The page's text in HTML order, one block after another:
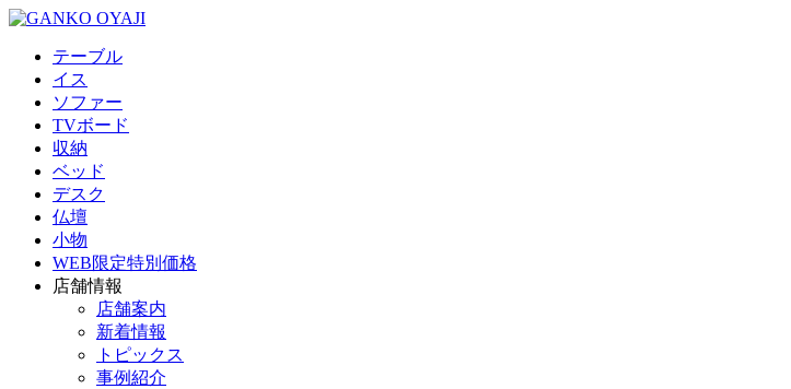
テーブル
イス
ソファー
TVボード
収納
ベッド
デスク
仏壇
小物
WEB限定特別価格
店舗情報
店舗案内
新着情報
トピックス
事例紹介